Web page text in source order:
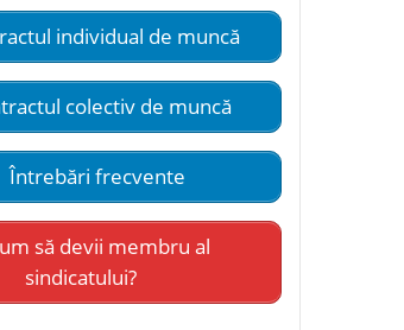
individual de muncă
colectiv de muncă
Întrebări frecvente
să devii membru al
sindicatului?